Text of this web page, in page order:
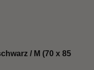
/ M (70 x 85